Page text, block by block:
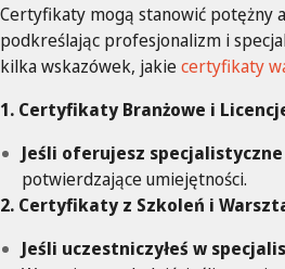
Certyfikaty mogą stanowić potężny
podkreślając profesjonalizm i
kilka wskazówek, jakiecertyfikaty
1. Certyfikaty Branżowe i
Jeśli oferujesz specjalistyczne
potwierdzające umiejętności.
2. Certyfikaty z Szkoleń i
Jeśli uczestniczyłeś w